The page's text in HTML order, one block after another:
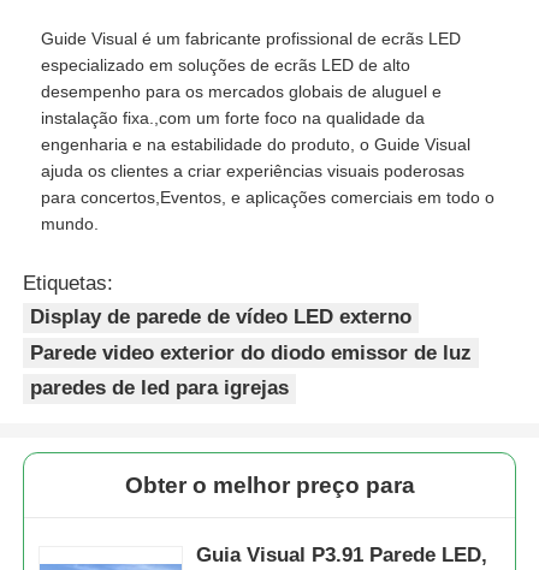
Guide Visual é um fabricante profissional de ecrãs LED
especializado em soluções de ecrãs LED de alto
desempenho para os mercados globais de aluguel e
instalação fixa.,com um forte foco na qualidade da
engenharia e na estabilidade do produto, o Guide Visual
ajuda os clientes a criar experiências visuais poderosas
para concertos,Eventos, e aplicações comerciais em todo o
mundo.
Etiquetas:
Display de parede de vídeo LED externo
Parede video exterior do diodo emissor de luz
paredes de led para igrejas
Obter o melhor preço para
Guia Visual P3.91 Parede LED,